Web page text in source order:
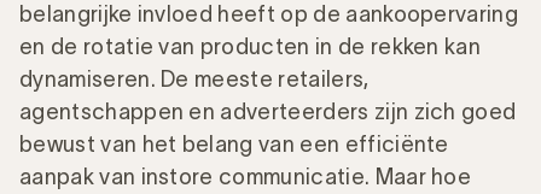
belangrijke invloed heeft op de aankoopervaring
en de rotatie van producten in de rekken kan
dynamiseren. De meeste retailers,
agentschappen en adverteerders zijn zich goed
bewust van het belang van een efficiënte
aanpak van instore communicatie. Maar hoe